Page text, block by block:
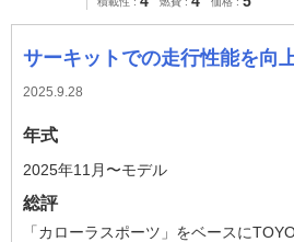
サーキットでの走行性能を向
2025.9.28
年式
2025年11月〜モデル
総評
「カローラスポーツ」をベースに